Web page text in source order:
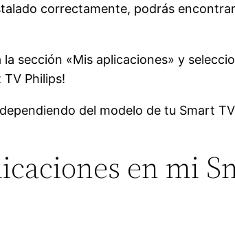
correctamente, podrás
sección «Mis aplicaciones» y
Philips!
del modelo de tu Smart
en mi